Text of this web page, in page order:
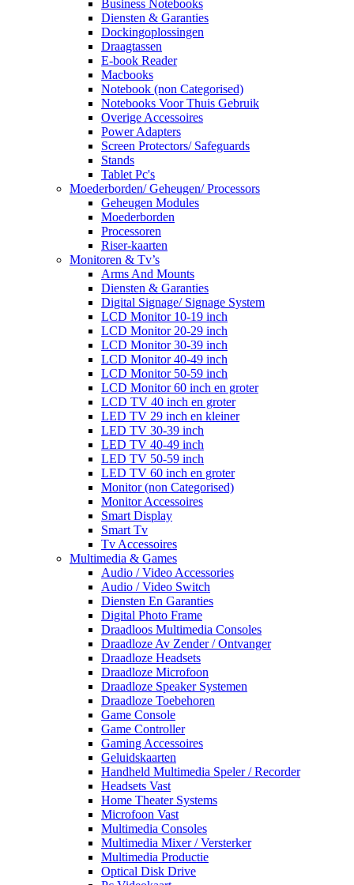
Business Notebooks
Diensten & Garanties
Dockingoplossingen
Draagtassen
E-book Reader
Macbooks
Notebook (non Categorised)
Notebooks Voor Thuis Gebruik
Overige Accessoires
Power Adapters
Screen Protectors/ Safeguards
Stands
Tablet Pc's
Moederborden/ Geheugen/ Processors
Geheugen Modules
Moederborden
Processoren
Riser-kaarten
Monitoren & Tv’s
Arms And Mounts
Diensten & Garanties
Digital Signage/ Signage System
LCD Monitor 10-19 inch
LCD Monitor 20-29 inch
LCD Monitor 30-39 inch
LCD Monitor 40-49 inch
LCD Monitor 50-59 inch
LCD Monitor 60 inch en groter
LCD TV 40 inch en groter
LED TV 29 inch en kleiner
LED TV 30-39 inch
LED TV 40-49 inch
LED TV 50-59 inch
LED TV 60 inch en groter
Monitor (non Categorised)
Monitor Accessoires
Smart Display
Smart Tv
Tv Accessoires
Multimedia & Games
Audio / Video Accessories
Audio / Video Switch
Diensten En Garanties
Digital Photo Frame
Draadloos Multimedia Consoles
Draadloze Av Zender / Ontvanger
Draadloze Headsets
Draadloze Microfoon
Draadloze Speaker Systemen
Draadloze Toebehoren
Game Console
Game Controller
Gaming Accessoires
Geluidskaarten
Handheld Multimedia Speler / Recorder
Headsets Vast
Home Theater Systems
Microfoon Vast
Multimedia Consoles
Multimedia Mixer / Versterker
Multimedia Productie
Optical Disk Drive